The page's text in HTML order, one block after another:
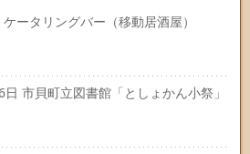
ータリングバー（移動居酒屋）
市貝町立図書館「としょかん小祭」